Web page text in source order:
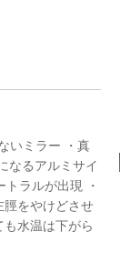
いミラー ・真
なるアルミサイ
ラルが出現 ・
脛をやけどさせ
水温は下がら